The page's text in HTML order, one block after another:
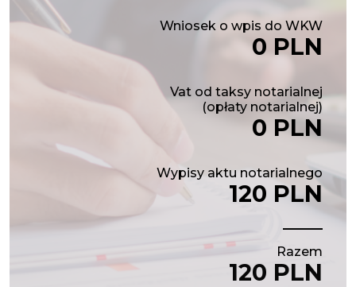
Wniosek o wpis do WKW
0 PLN
Vat od taksy notarialnej
(opłaty notarialnej)
0 PLN
Wypisy aktu notarialnego
120 PLN
Razem
120 PLN